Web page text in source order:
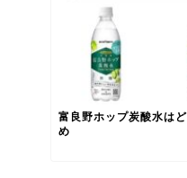
富良野ホップ炭酸水は
め